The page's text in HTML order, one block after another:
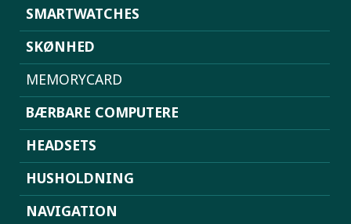
SMARTWATCHES
SKØNHED
MEMORYCARD
BÆRBARE COMPUTERE
HEADSETS
HUSHOLDNING
NAVIGATION